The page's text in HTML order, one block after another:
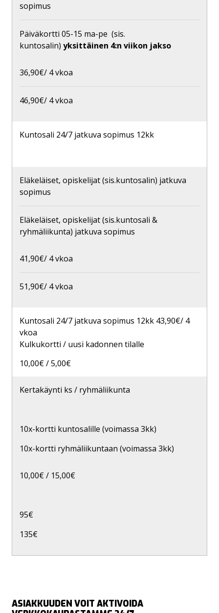
sopimus
Päiväkortti 05-15 ma-pe (sis.
kuntosalin) yksittäinen 4:n viikon jakso
36,90€/ 4 vkoa
46,90€/ 4 vkoa
Kuntosali 24/7 jatkuva sopimus 12kk
Eläkeläiset, opiskelijat (sis.kuntosalin) jatkuva
sopimus
Eläkeläiset, opiskelijat (sis.kuntosali &
ryhmäliikunta) jatkuva sopimus
41,90€/ 4 vkoa
51,90€/ 4 vkoa
Kuntosali 24/7 jatkuva sopimus 12kk 43,90€/ 4
vkoa
Kulkukortti / uusi kadonnen tilalle
10,00€ / 5,00€
Kertakäynti ks / ryhmäliikunta
10x-kortti kuntosalille (voimassa 3kk)
10x-kortti ryhmäliikuntaan (voimassa 3kk)
10,00€ / 15,00€
95€
135€
ASIAKKUUDEN VOIT AKTIVOIDA